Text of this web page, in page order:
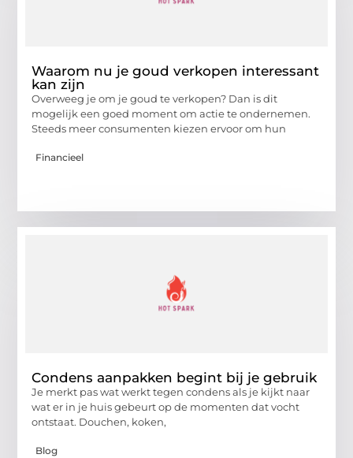
Waarom nu je goud verkopen interessant
kan zijn
Overweeg je om je goud te verkopen? Dan is dit
mogelijk een goed moment om actie te ondernemen.
Steeds meer consumenten kiezen ervoor om hun
Financieel
Condens aanpakken begint bij je gebruik
Je merkt pas wat werkt tegen condens als je kijkt naar
wat er in je huis gebeurt op de momenten dat vocht
ontstaat. Douchen, koken,
Blog